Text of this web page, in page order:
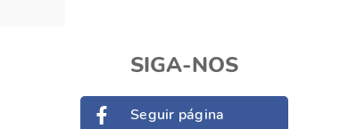
SIGA-NOS
Seguir página